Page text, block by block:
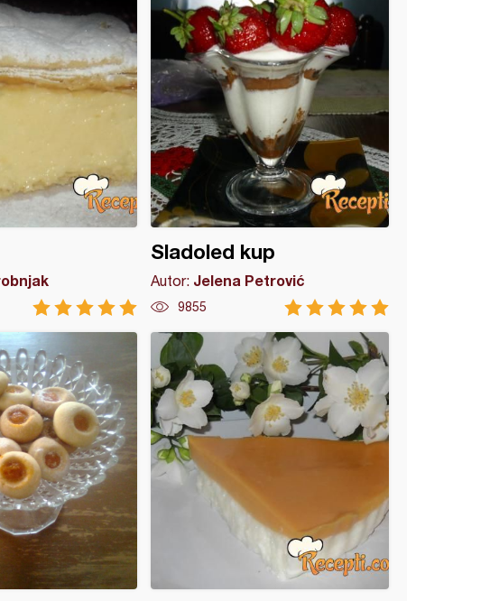
Sladoled kup
Autor: Jelena Petrović
9855